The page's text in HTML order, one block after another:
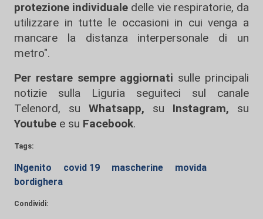
protezione individuale delle vie respiratorie, da
utilizzare in tutte le occasioni in cui venga a
mancare la distanza interpersonale di un
metro".
Per restare sempre aggiornati sulle principali
notizie sulla Liguria seguiteci sul canale
Telenord, su
Whatsapp, su Instagram, su
Youtube e su Facebook.
Tags:
INgenito covid 19 mascherine
movida
bordighera
Condividi: